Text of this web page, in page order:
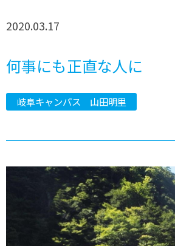
2020.03.17
何事にも正直な人に
岐阜キャンパス 山田明里